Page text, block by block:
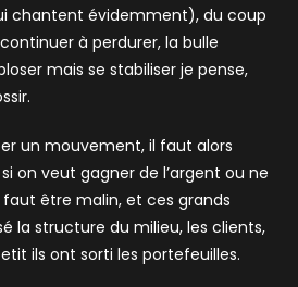
chantent évidemment), du coup
à perdurer, la bulle
mais se stabiliser je pense,
un mouvement, il faut alors
on veut gagner de l’argent ou ne
faut être malin, et ces grands
la structure du milieu, les clients,
ils ont sorti les portefeuilles.